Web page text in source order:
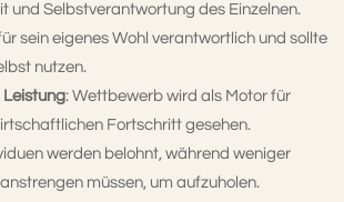
und Selbstverantwortung des Einzelnen.
sein eigenes Wohl verantwortlich und sollte
nutzen.
: Wettbewerb wird als Motor für
Fortschritt gesehen.
werden belohnt, während weniger
müssen, um aufzuholen.